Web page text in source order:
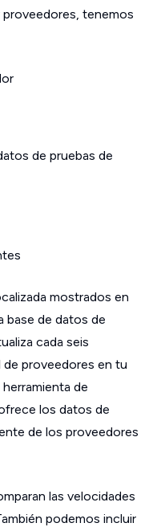
tenemos
de pruebas de
mostrados en
base de datos de
cada seis
de proveedores en tu
de
los datos de
de los proveedores
las velocidades
podemos incluir